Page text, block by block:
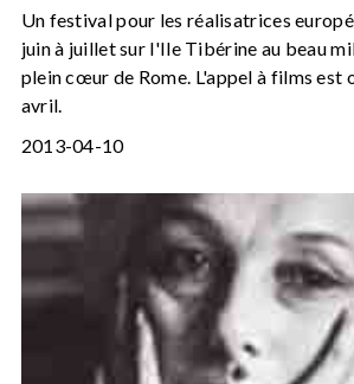
Un festival pour les réalisatrices
juin à juillet sur l'Ile Tibérine au beau
plein cœur de Rome. L'appel à films est
avril.
2013-04-10